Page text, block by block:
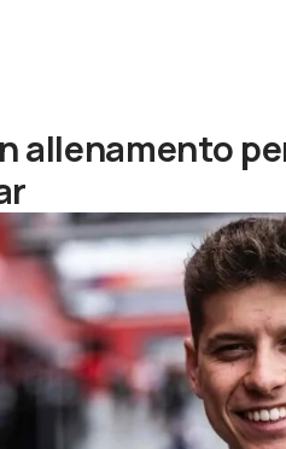
allenamento